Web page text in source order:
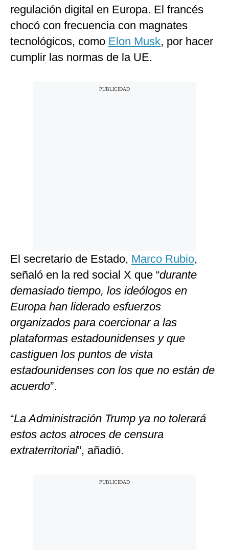
regulación digital en Europa. El francés
chocó con frecuencia con magnates
tecnológicos, como Elon Musk, por hacer
cumplir las normas de la UE.
El secretario de Estado, Marco Rubio,
señaló en la red social X que “durante
demasiado tiempo, los ideólogos en
Europa han liderado esfuerzos
organizados para coercionar a las
plataformas estadounidenses y que
castiguen los puntos de vista
estadounidenses con los que no están de
acuerdo”.
“La Administración Trump ya no tolerará
estos actos atroces de censura
extraterritorial”, añadió.